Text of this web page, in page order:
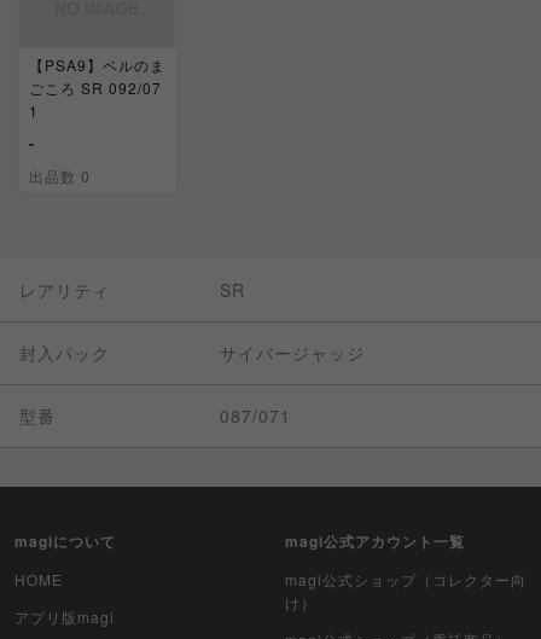
【PSA9】ベルのま
ごころ SR 092/07
1
-
出品数 0
レアリティ SR
封入パック サイバージャッジ
型番 087/071
magiについて
HOME
アプリ版magi
magi公式アカウント一覧
magi公式ショップ（コレクター向
け）